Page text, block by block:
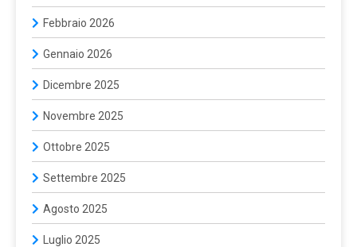
Febbraio 2026
Gennaio 2026
Dicembre 2025
Novembre 2025
Ottobre 2025
Settembre 2025
Agosto 2025
Luglio 2025